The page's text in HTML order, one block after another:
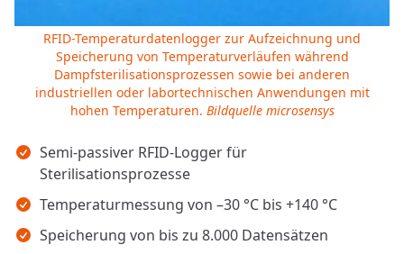
Wichtigste Erkenntnisse
Semi-passiver RFID-Logger für
Sterilisationsprozesse
Temperaturmessung von –30 °C bis +140 °C
Speicherung von bis zu 8.000 Datensätzen
RFID-Temperaturdatenlogger zur Aufzeichnung und
Speicherung von Temperaturverläufen während
Dampfsterilisationsprozessen sowie bei anderen
industriellen oder labortechnischen Anwendungen mit
hohen Temperaturen. Bildquelle microsensys